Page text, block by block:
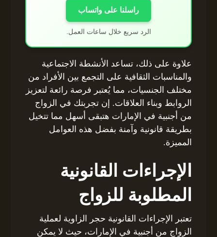
راسلنا على واتساب
الرد سريع خلال ساعات العمل.
علاوة على ذلك، تساعد الأنشطة الاجتماعية
والمناسبات الثقافية على التجمع بين الأفراد من
مختلف الجنسيات، مما يُعتبر فرصة رائعة لتعزيز
الروابط وبناء العلاقات. إن تجربتك في الزواج
من أجنبية في الإمارات هتبقى أسهل مما تتخيل
بطريقة قانونية وآمنة بفضل هذه العوامل
المميزة.
الإجراءات القانونية
المطلوبة للزواج
تعتبر الإجراءات القانونية حجر الزاوية لعملية
الزواج من أجنبية في الإمارات، حيث لا يمكن